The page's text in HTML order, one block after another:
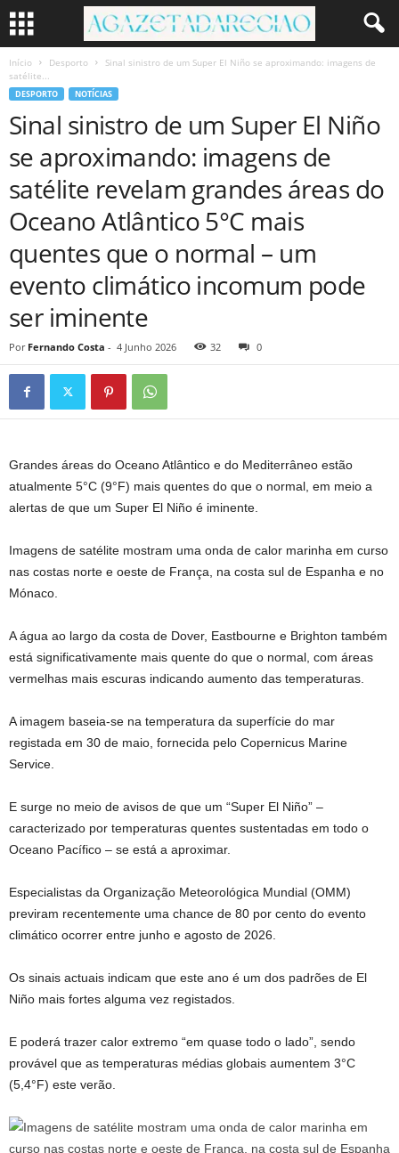
Início Desporto
Sinal sinistro de um Super El Niño se aproximando: imagens de
satélite...
DESPORTO NOTÍCIAS
Sinal sinistro de um Super El Niño
se aproximando: imagens de
satélite revelam grandes áreas do
Oceano Atlântico 5°C mais
quentes que o normal – um
evento climático incomum pode
ser iminente
Por Fernando Costa - 4 Junho 2026 32 0
Grandes áreas do Oceano Atlântico e do Mediterrâneo estão
atualmente 5°C (9°F) mais quentes do que o normal, em meio a
alertas de que um Super El Niño é iminente.
Imagens de satélite mostram uma onda de calor marinha em curso
nas costas norte e oeste de França, na costa sul de Espanha e no
Mónaco.
A água ao largo da costa de Dover, Eastbourne e Brighton também
está significativamente mais quente do que o normal, com áreas
vermelhas mais escuras indicando aumento das temperaturas.
A imagem baseia-se na temperatura da superfície do mar
registada em 30 de maio, fornecida pelo Copernicus Marine
Service.
E surge no meio de avisos de que um “Super El Niño” –
caracterizado por temperaturas quentes sustentadas em todo o
Oceano Pacífico – se está a aproximar.
Especialistas da Organização Meteorológica Mundial (OMM)
previram recentemente uma chance de 80 por cento do evento
climático ocorrer entre junho e agosto de 2026.
Os sinais actuais indicam que este ano é um dos padrões de El
Niño mais fortes alguma vez registados.
E poderá trazer calor extremo “em quase todo o lado”, sendo
provável que as temperaturas médias globais aumentem 3°C
(5,4°F) este verão.